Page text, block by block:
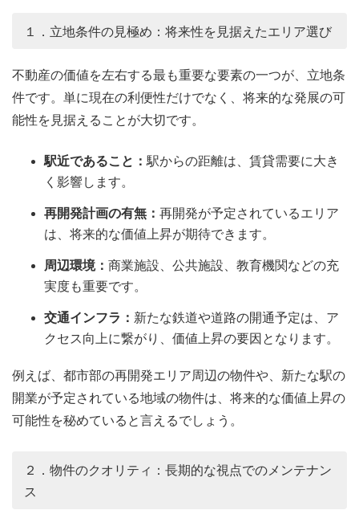
１．立地条件の見極め：将来性を見据えたエリア選び
不動産の価値を左右する最も重要な要素の一つが、立地条
件です。単に現在の利便性だけでなく、将来的な発展の可
能性を見据えることが大切です。
駅近であること： 駅からの距離は、賃貸需要に大き
く影響します。
再開発計画の有無： 再開発が予定されているエリア
は、将来的な価値上昇が期待できます。
周辺環境： 商業施設、公共施設、教育機関などの充
実度も重要です。
交通インフラ： 新たな鉄道や道路の開通予定は、ア
クセス向上に繋がり、価値上昇の要因となります。
例えば、都市部の再開発エリア周辺の物件や、新たな駅の
開業が予定されている地域の物件は、将来的な価値上昇の
可能性を秘めていると言えるでしょう。
２．物件のクオリティ：長期的な視点でのメンテナン
ス